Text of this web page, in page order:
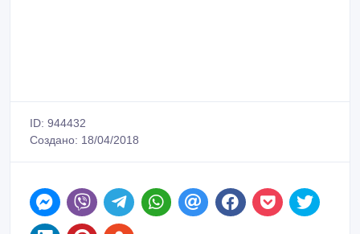
ID: 944432
Создано: 18/04/2018